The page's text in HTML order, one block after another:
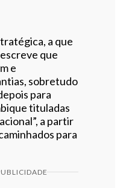
a que
que
e
sobretudo
para
tituladas
a partir
para